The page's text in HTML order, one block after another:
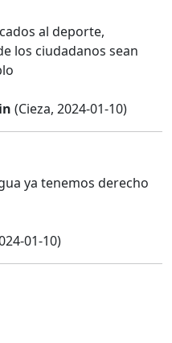
al deporte,
los ciudadanos sean
(Cieza, 2024-01-10)
ya tenemos derecho
01-10)